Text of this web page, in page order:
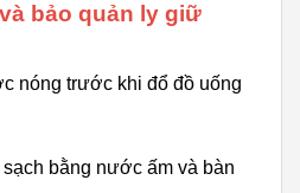
bảo quản ly giữ
nóng trước khi đổ đồ uống
bằng nước ấm và bàn